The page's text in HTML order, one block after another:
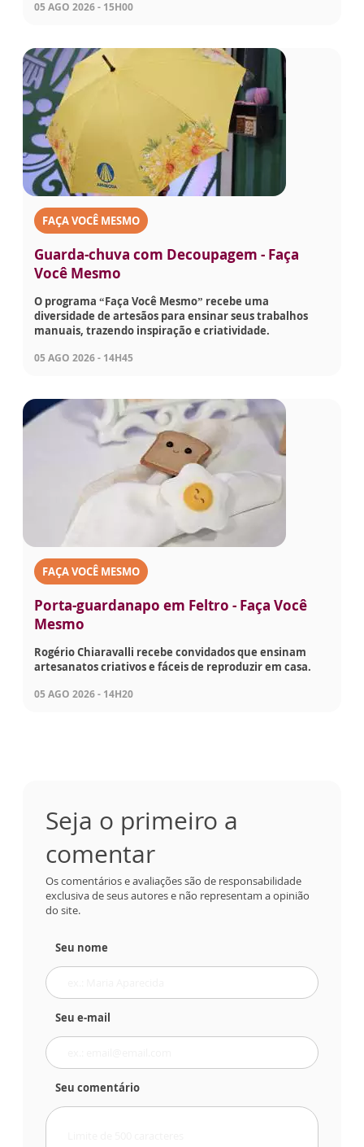
05 AGO 2026 - 15H00
FAÇA VOCÊ MESMO
Guarda-chuva com Decoupagem - Faça
Você Mesmo
O programa “Faça Você Mesmo” recebe uma
diversidade de artesãos para ensinar seus trabalhos
manuais, trazendo inspiração e criatividade.
05 AGO 2026 - 14H45
FAÇA VOCÊ MESMO
Porta-guardanapo em Feltro - Faça Você
Mesmo
Rogério Chiaravalli recebe convidados que ensinam
artesanatos criativos e fáceis de reproduzir em casa.
05 AGO 2026 - 14H20
Seja o primeiro a
comentar
Os comentários e avaliações são de responsabilidade
exclusiva de seus autores e não representam a opinião
do site.
Seu nome
Seu e-mail
Seu comentário